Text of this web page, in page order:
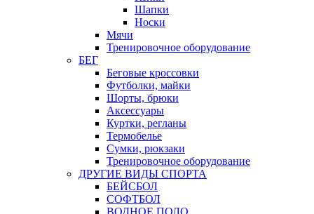
Шапки
Носки
Мячи
Тренировочное оборудование
БЕГ
Беговые кроссовки
Футболки, майки
Шорты, брюки
Аксессуары
Куртки, регланы
Термобелье
Сумки, рюкзаки
Тренировочное оборудование
ДРУГИЕ ВИДЫ СПОРТА
БЕЙСБОЛ
СОФТБОЛ
ВОДНОЕ ПОЛО